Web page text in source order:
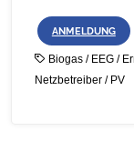
ANMELDUNG
Biogas/ EEG/
Netzbetreiber / PV